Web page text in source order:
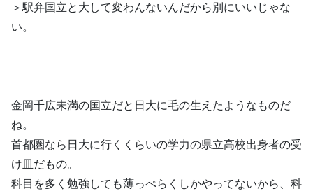
＞駅弁国立と大して変わんないんだから別にいいじゃな
い。
金岡千広未満の国立だと日大に毛の生えたようなものだ
ね。
首都圏なら日大に行くくらいの学力の県立高校出身者の受
け皿だもの。
科目を多く勉強しても薄っぺらくしかやってないから、科